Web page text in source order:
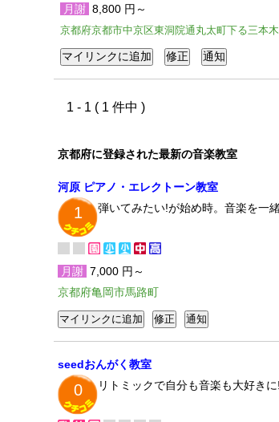
月謝 8,800 円～
京都府京都市中京区東洞院通丸太町下る三本
1 - 1 ( 1 件中 )
京都府に登録された最新の音楽教室
河原 ピアノ・エレクトーン教室
1 弾いてみたい!が始め時。音楽を一
月謝 7,000 円～
京都府亀岡市馬路町
seedおんがく教室
0 リトミックで自分も音楽も大好き